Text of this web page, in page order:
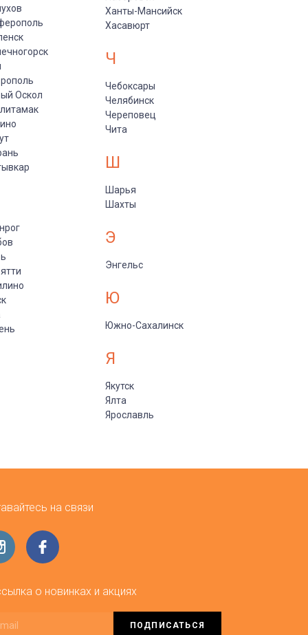
Оскол
Ханты-Мансийск
Хасавюрт
Ч
Чебоксары
Челябинск
Череповец
Чита
Ш
Шарья
Шахты
Э
Энгельс
Ю
Южно-Сахалинск
Я
Якутск
Ялта
Ярославль
на связи
о новинках и акциях
ПОДПИСАТЬСЯ